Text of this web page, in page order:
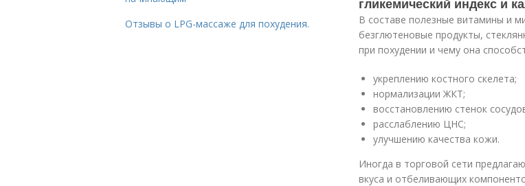
В составе полезные витамины и
безглютеновые продукты,
при похудении и чему она
укреплению костного скелета;
нормализации ЖКТ;
восстановлению стенок
расслаблению ЦНС;
улучшению качества кожи.
Иногда в торговой сети
вкуса и отбеливающих
Отзывы о LPG-массаже для похудения.